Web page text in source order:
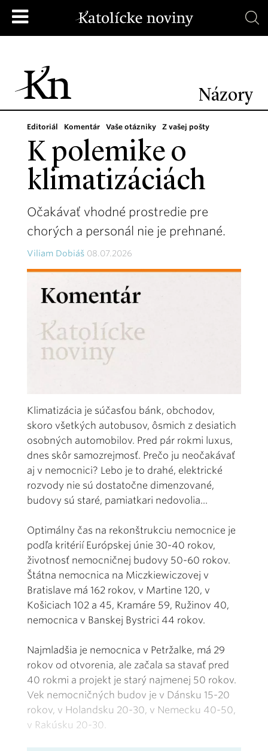
Názory
Editoriál Komentár Vaše otázniky Z vašej pošty
K polemike o
klimatizáciách
Očakávať vhodné prostredie pre
chorých a personál nie je prehnané.
Viliam Dobiáš 08.07.2026
Klimatizácia je súčasťou bánk, obchodov,
skoro všetkých autobusov, ôsmich z desiatich
osobných automobilov. Pred pár rokmi luxus,
dnes skôr samozrejmosť. Prečo ju neočakávať
aj v nemocnici? Lebo je to drahé, elektrické
rozvody nie sú dostatočne dimenzované,
budovy sú staré, pamiatkari nedovolia...
Optimálny čas na rekonštrukciu nemocnice je
podľa kritérií Európskej únie 30-40 rokov,
životnosť nemocničnej budovy 50-60 rokov.
Štátna nemocnica na Miczkiewiczovej v
Bratislave má 162 rokov, v Martine 120, v
Košiciach 102 a 45, Kramáre 59, Ružinov 40,
nemocnica v Banskej Bystrici 44 rokov.
Najmladšia je nemocnica v Petržalke, má 29
rokov od otvorenia, ale začala sa stavať pred
40 rokmi a projekt je starý najmenej 50 rokov.
Vek nemocničných budov je v Dánsku 15-20
rokov, v Holandsku 20-30, v Nemecku 40-50,
v Rakúsku 20-30.